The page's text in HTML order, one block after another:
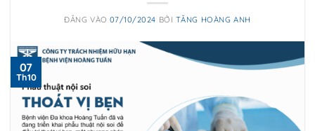
ĐĂNG VÀO07/10/2024 BỞI TĂNG HOÀNG ANH
07
Th10